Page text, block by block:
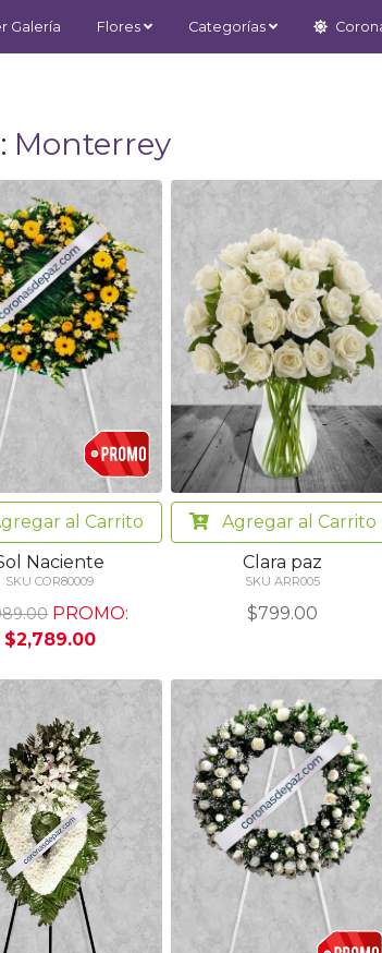
Galería Flores Categorías
Monterrey
al Carrito
Naciente
SKU COR80009
PROMO:
$2,789.00
Agregar al Carrito
Clara paz
SKU ARR005
$799.00